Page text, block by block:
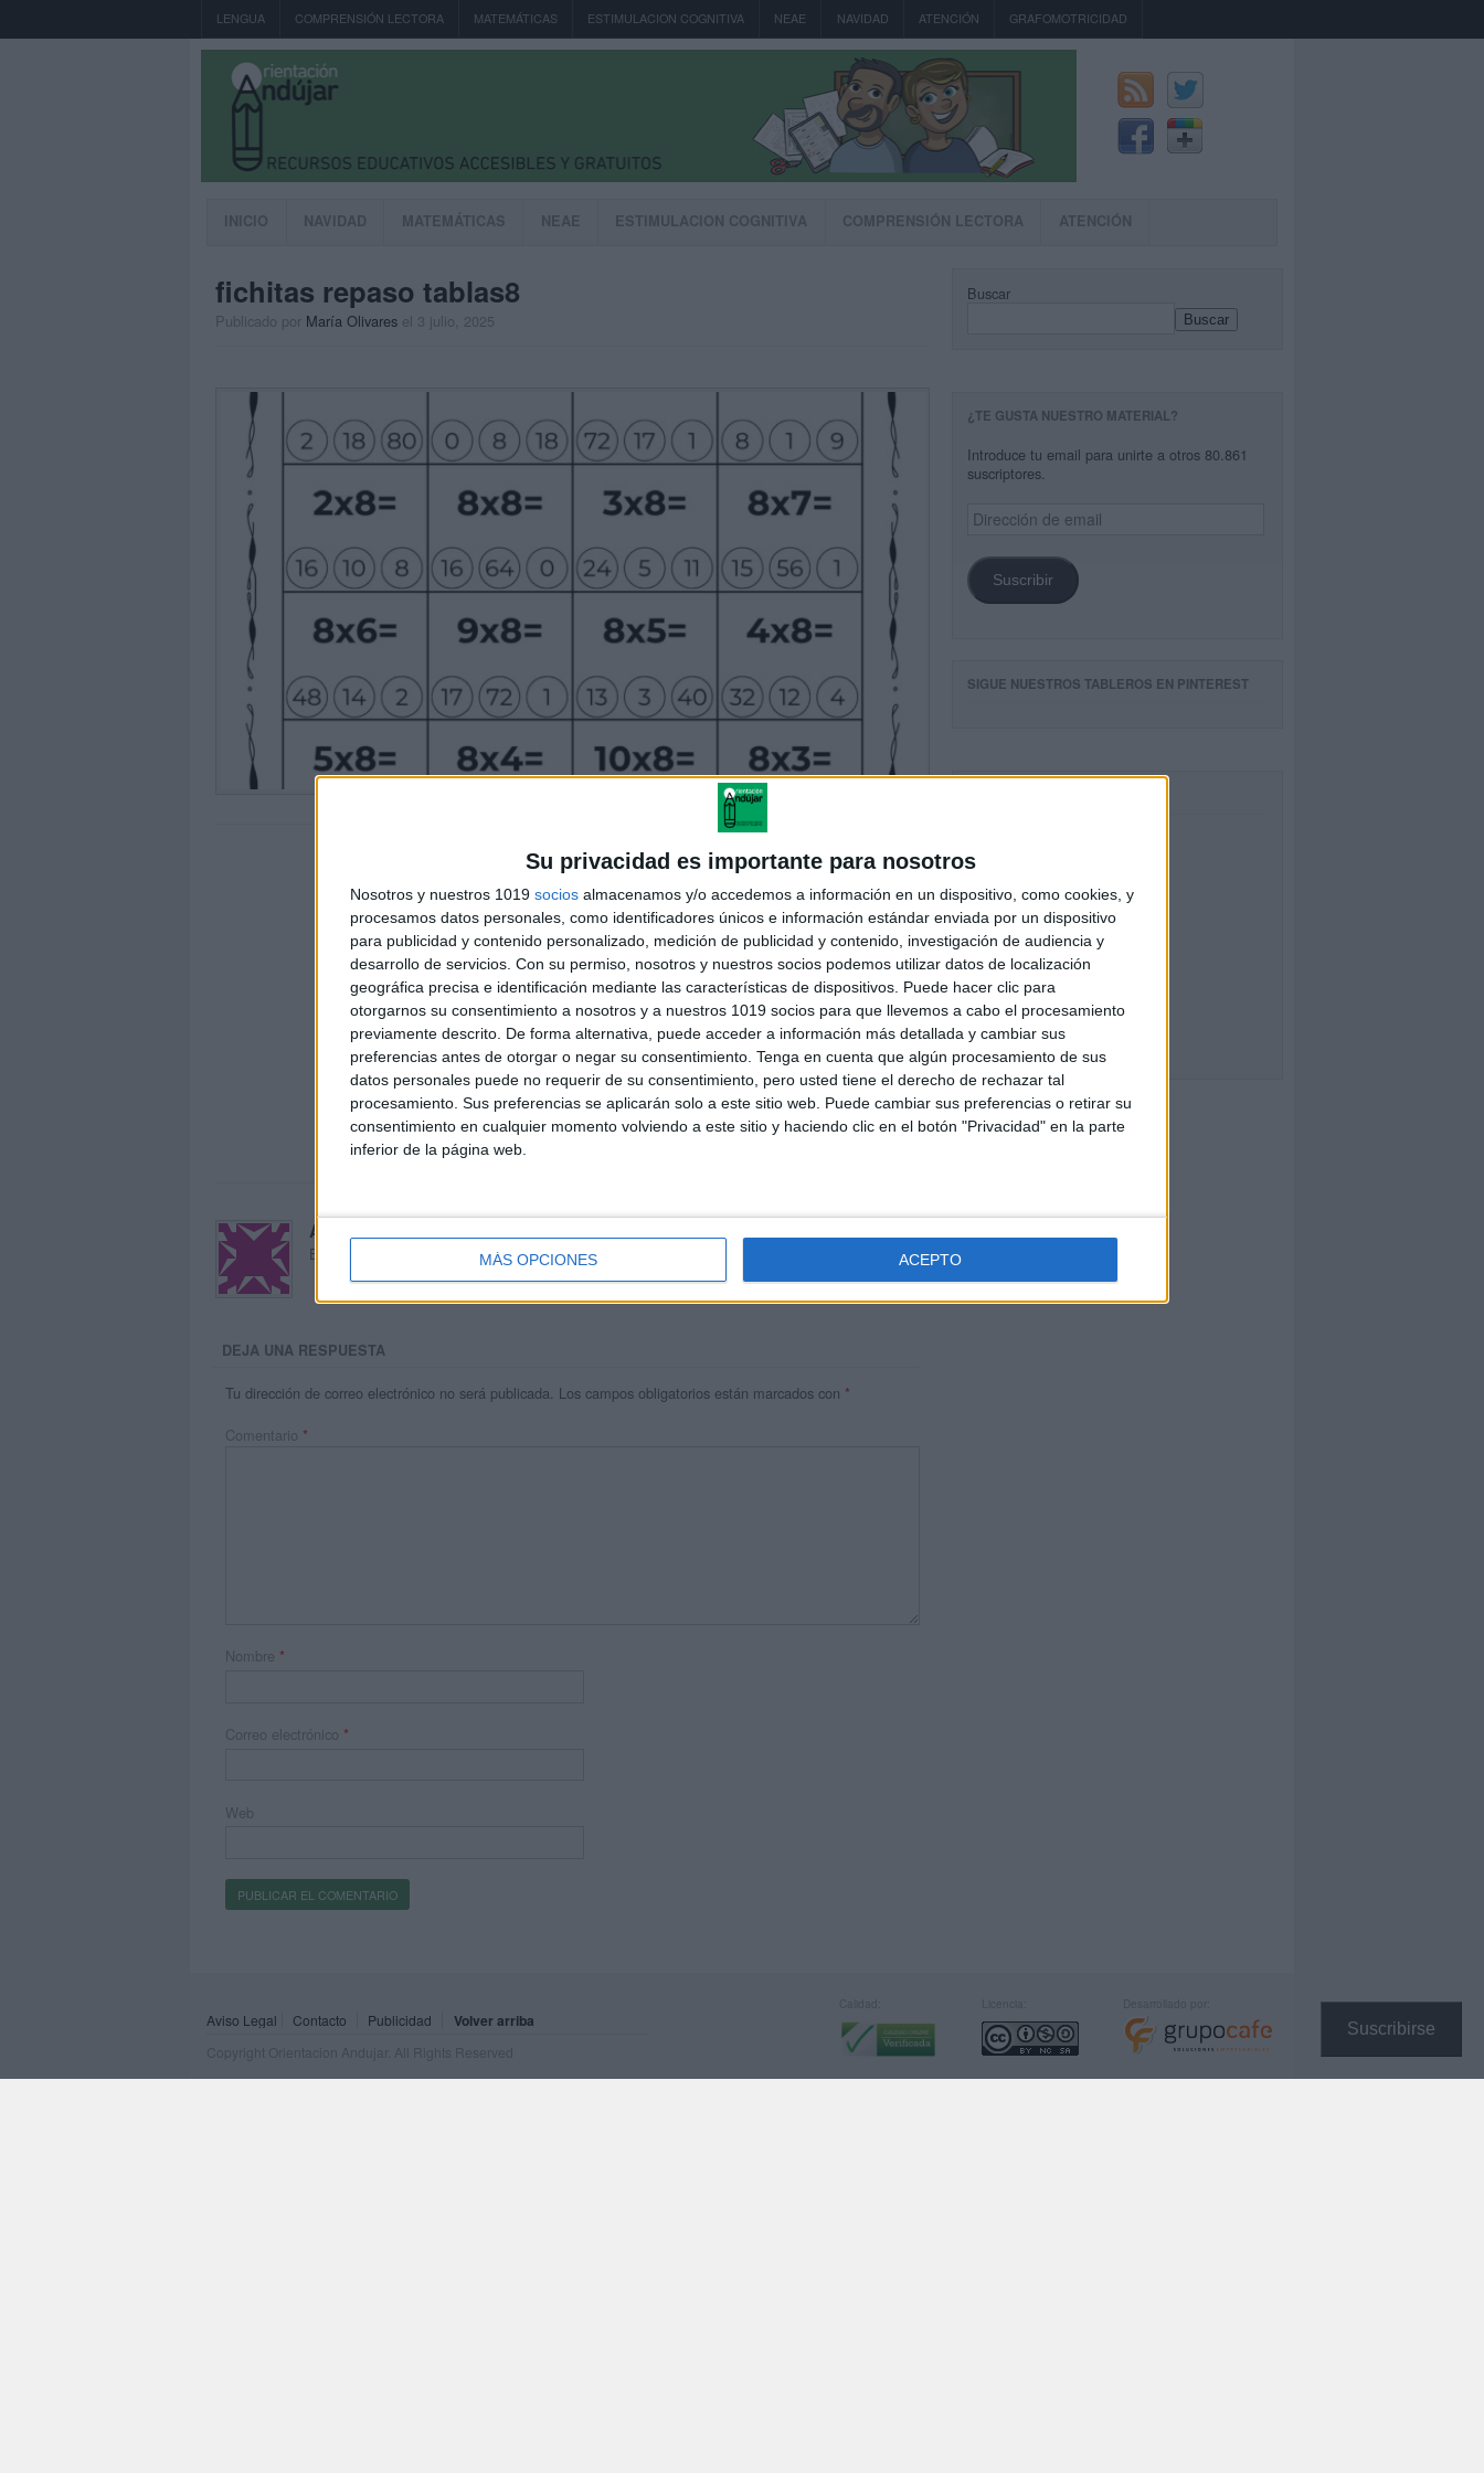
Su privacidad es importante para nosotros
Nosotros y nuestros 1019 socios almacenamos y/o accedemos a información en un dispositivo, como cookies, y
procesamos datos personales, como identificadores únicos e información estándar enviada por un dispositivo
para publicidad y contenido personalizado, medición de publicidad y contenido, investigación de audiencia y
desarrollo de servicios. Con su permiso, nosotros y nuestros socios podemos utilizar datos de localización
geográfica precisa e identificación mediante las características de dispositivos. Puede hacer clic para
otorgarnos su consentimiento a nosotros y a nuestros 1019 socios para que llevemos a cabo el procesamiento
previamente descrito. De forma alternativa, puede acceder a información más detallada y cambiar sus
preferencias antes de otorgar o negar su consentimiento. Tenga en cuenta que algún procesamiento de sus
datos personales puede no requerir de su consentimiento, pero usted tiene el derecho de rechazar tal
procesamiento. Sus preferencias se aplicarán solo a este sitio web. Puede cambiar sus preferencias o retirar su
consentimiento en cualquier momento volviendo a este sitio y haciendo clic en el botón "Privacidad" en la parte
inferior de la página web.
MÁS OPCIONES ACEPTO
Suscribirse
LENGUA COMPRENSIÓN LECTORA MATEMÁTICAS ESTIMULACION COGNITIVA NEAE NAVIDAD ATENCIÓN GRAFOMOTRICIDAD
INICIO NAVIDAD MATEMÁTICAS NEAE ESTIMULACION COGNITIVA COMPRENSIÓN LECTORA ATENCIÓN
fichitas repaso tablas8
Publicado por María Olivares el 3 julio, 2025
Acerca de María Olivares
El autor no ha proporcionado ninguna información.
DEJA UNA RESPUESTA
Tu dirección de correo electrónico no será publicada. Los campos obligatorios están marcados con *
Comentario *
Nombre *
Correo electrónico *
Web
Buscar
Buscar
¿TE GUSTA NUESTRO MATERIAL?
Introduce tu email para unirte a otros 80.861
suscriptores.
Dirección
de
Suscribir
SIGUE NUESTROS TABLEROS EN PINTEREST
Aviso Legal Contacto Publicidad Volver arriba